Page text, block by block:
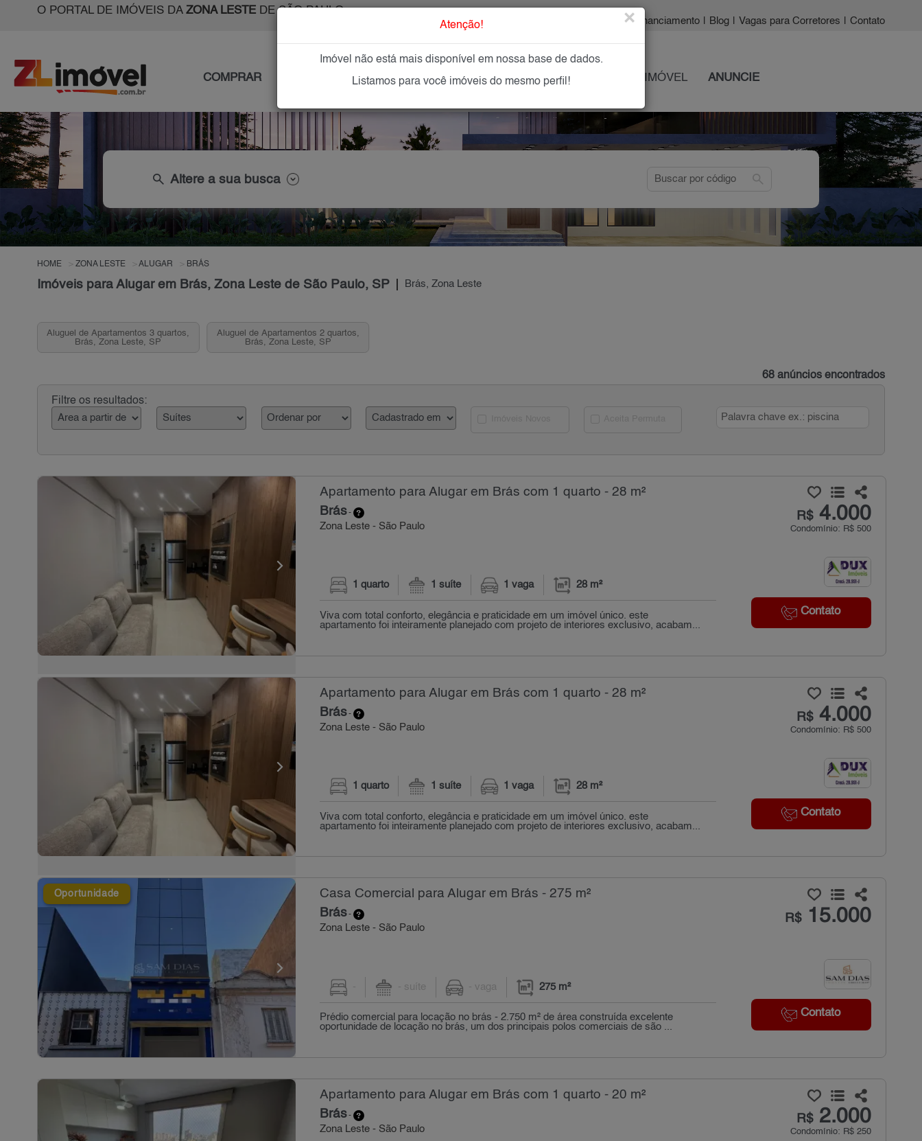
O PORTAL DE IMÓVEIS DA ZONA LESTEDE SÃO PAULO
| Financiamento Blog Vagas para Corretores Contato
COMPRAR IMÓVEIS NOVOS IMOBILIÁRIAS OFEREÇA SEU IMÓVEL ANUNCIE
search Altere a sua busca search
HOME ZONA LESTE ALUGAR BRÁS
Imóveis para Alugar em Brás, Zona Leste de São Paulo, SP Brás, Zona Leste
Aluguel de Apartamentos 3 quartos,
Brás, Zona Leste, SP
Aluguel de Apartamentos 2 quartos,
Brás, Zona Leste, SP
68 anúncios encontrados
Filtre os resultados:
Apartamento para Alugar em Brás com 1 quarto - 28 m²
Brás-
Zona Leste - São Paulo
R$4.000
Condomínio: R$ 500
Contato
1 quarto 1 suíte 1 vaga 28 m²
Viva com total conforto, elegância e praticidade em um imóvel único. este
apartamento foi inteiramente planejado com projeto de interiores exclusivo, acabam...
Apartamento para Alugar em Brás com 1 quarto - 28 m²
Brás-
Zona Leste - São Paulo
R$4.000
Condomínio: R$ 500
Contato
1 quarto 1 suíte 1 vaga 28 m²
Viva com total conforto, elegância e praticidade em um imóvel único. este
apartamento foi inteiramente planejado com projeto de interiores exclusivo, acabam...
Oportunidade Casa Comercial para Alugar em Brás - 275 m²
Brás-
Zona Leste - São Paulo
R$15.000
Contato
- - suíte - vaga 275 m²
Prédio comercial para locação no brás - 2.750 m² de área construída excelente
oportunidade de locação no brás, um dos principais polos comerciais de são ...
Apartamento para Alugar em Brás com 1 quarto - 20 m²
Brás-
Zona Leste - São Paulo
R$2.000
Condomínio: R$ 250
Atenção! ×
Imóvel não está mais disponível em nossa base de dados.
Listamos para você imóveis do mesmo perfil!